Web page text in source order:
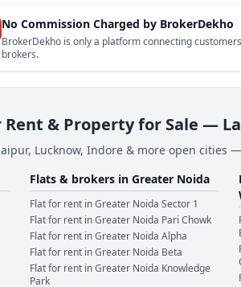
No Commission Charged by BrokerDekho
BrokerDekho is only a platform connecting
brokers.
Rent & Property for Sale —
Lucknow, Indore & more open cities
Flats & brokers in Greater Noida
Flat for rent inGreater Noida Sector 1
Flat for rent inGreater Noida Pari Chowk
Flat for rent inGreater Noida Alpha
Flat for rent inGreater Noida Beta
Flat for rent inGreater Noida Knowledge
Park